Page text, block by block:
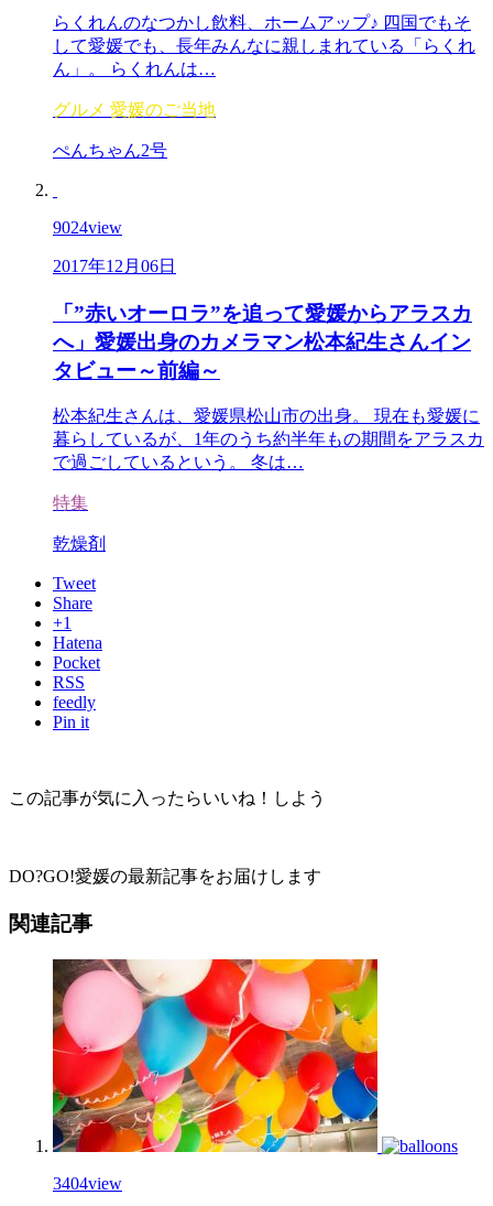
らくれんのなつかし飲料、ホームアップ♪ 四国でもそ
して愛媛でも、長年みんなに親しまれている「らくれ
ん」。 らくれんは…
グルメ 愛媛のご当地
ぺんちゃん2号
9024view
2017年12月06日
「”赤いオーロラ”を追って愛媛からアラスカ
へ」愛媛出身のカメラマン松本紀生さんイン
タビュー～前編～
松本紀生さんは、愛媛県松山市の出身。 現在も愛媛に
暮らしているが、1年のうち約半年もの期間をアラスカ
で過ごしているという。 冬は…
特集
乾燥剤
Tweet
Share
+1
Hatena
Pocket
RSS
feedly
Pin it
この記事が気に入ったらいいね！しよう
DO?GO!愛媛の最新記事をお届けします
関連記事
3404view